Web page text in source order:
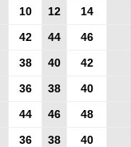
10 12
14
42 44
46
38 40
42
36 38
40
44 46
48
36 38
40